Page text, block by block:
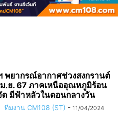
พยากรณ์อากาศช่วงสงกรานต์
ม.ย. 67 ภาคเหนืออุณหภูมิร้อน
ด มีฟ้าหลัวในตอนกลางวัน
ทีมงาน CM108 (ST) - 11/04/2024